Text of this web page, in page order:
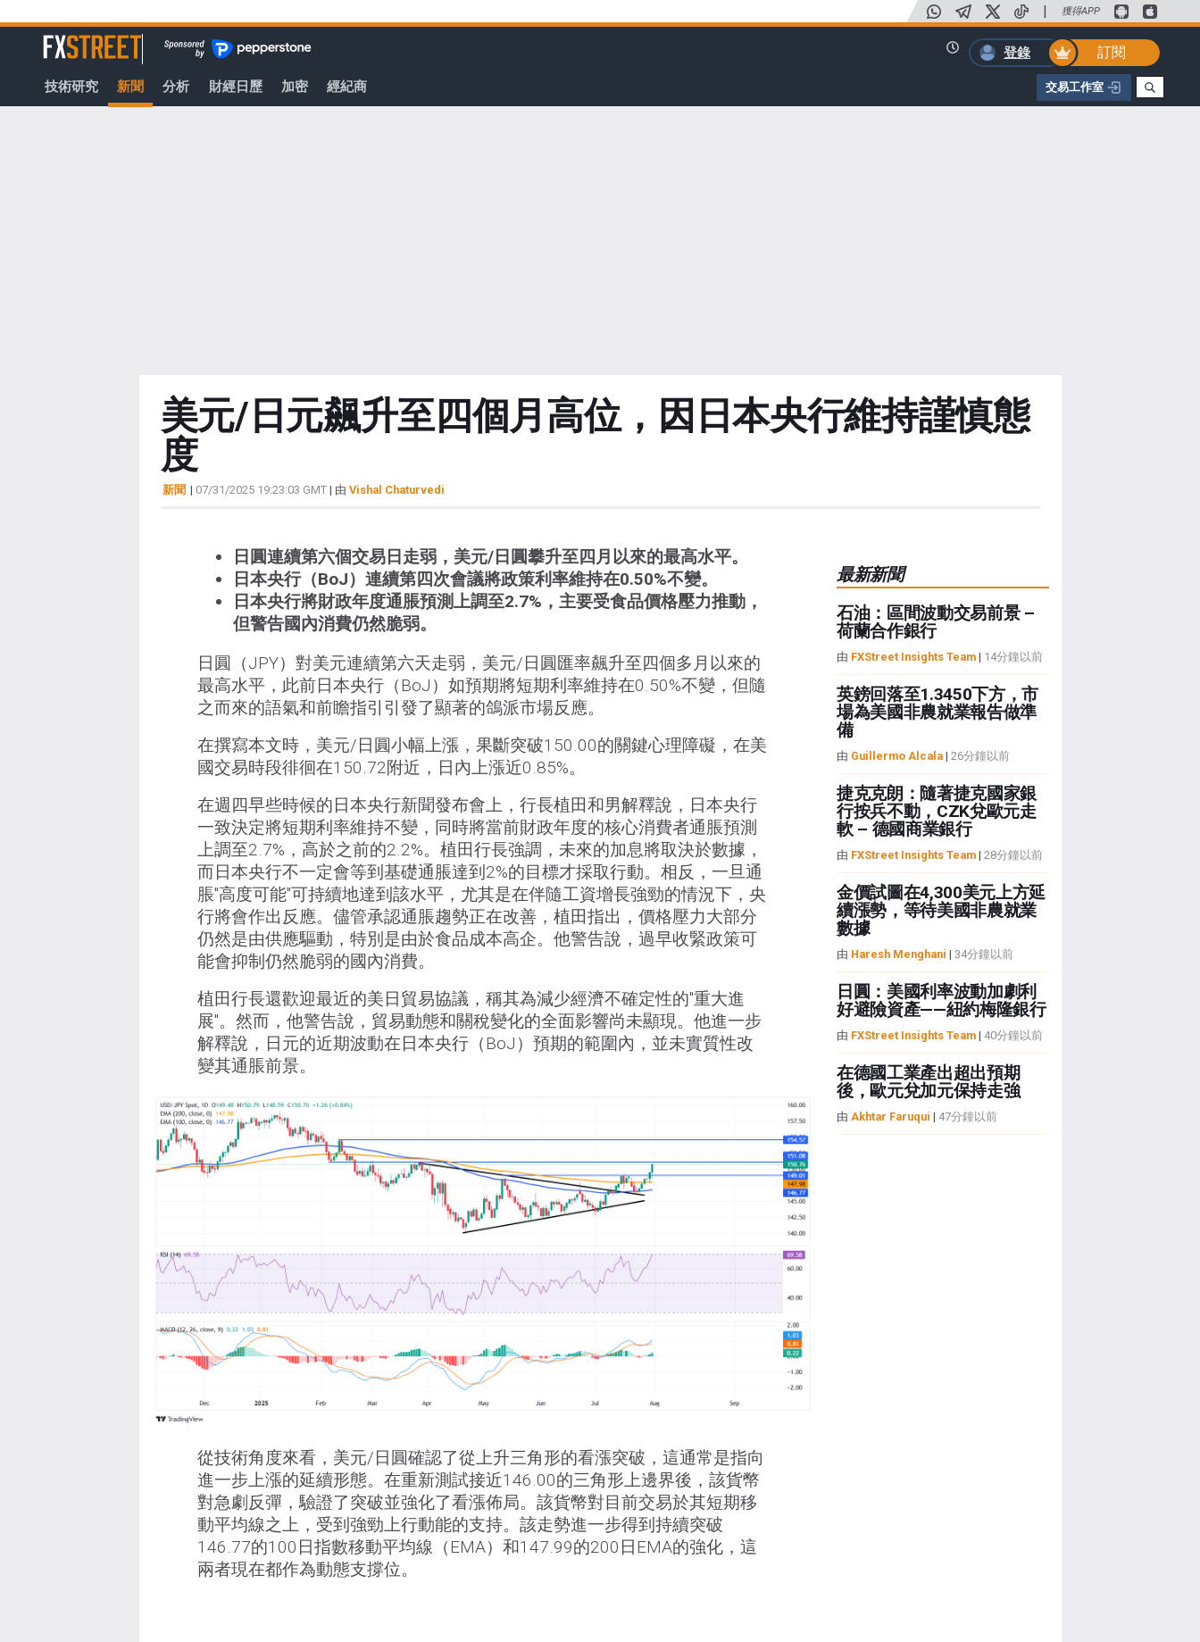
至
容
| 獲得APP
FXStreet
登錄
訂閱
技術研究 新聞 分析 財經日歷 加密 經紀商 交易工作室
美元/日元飆升至四個月高位，因日本央行維持謹慎態
度
新聞 | 07/31/2025 19:23:03 GMT| 由 Vishal Chaturvedi
日圓連續第六個交易日走弱，美元/日圓攀升至四月以來的最高水平。
日本央行（BoJ）連續第四次會議將政策利率維持在0.50%不變。
日本央行將財政年度通脹預測上調至2.7%，主要受食品價格壓力推動，
但警告國內消費仍然脆弱。
日圓（JPY）對美元連續第六天走弱，美元/日圓匯率飆升至四個多月以來的
最高水平，此前日本央行（BoJ）如預期將短期利率維持在0.50%不變，但隨
之而來的語氣和前瞻指引引發了顯著的鴿派市場反應。
在撰寫本文時，美元/日圓小幅上漲，果斷突破150.00的關鍵心理障礙，在美
國交易時段徘徊在150.72附近，日內上漲近0.85%。
在週四早些時候的日本央行新聞發布會上，行長植田和男解釋說，日本央行
一致決定將短期利率維持不變，同時將當前財政年度的核心消費者通脹預測
上調至2.7%，高於之前的2.2%。植田行長強調，未來的加息將取決於數據，
而日本央行不一定會等到基礎通脹達到2%的目標才採取行動。相反，一旦通
脹"高度可能"可持續地達到該水平，尤其是在伴隨工資增長強勁的情況下，央
行將會作出反應。儘管承認通脹趨勢正在改善，植田指出，價格壓力大部分
仍然是由供應驅動，特別是由於食品成本高企。他警告說，過早收緊政策可
能會抑制仍然脆弱的國內消費。
植田行長還歡迎最近的美日貿易協議，稱其為減少經濟不確定性的"重大進
展"。然而，他警告說，貿易動態和關稅變化的全面影響尚未顯現。他進一步
解釋說，日元的近期波動在日本央行（BoJ）預期的範圍內，並未實質性改
變其通脹前景。
從技術角度來看，美元/日圓確認了從上升三角形的看漲突破，這通常是指向
進一步上漲的延續形態。在重新測試接近146.00的三角形上邊界後，該貨幣
對急劇反彈，驗證了突破並強化了看漲佈局。該貨幣對目前交易於其短期移
動平均線之上，受到強勁上行動能的支持。該走勢進一步得到持續突破
146.77的100日指數移動平均線（EMA）和147.99的200日EMA的強化，這
兩者現在都作為動態支撐位。
最新新聞
石油：區間波動交易前景 –
荷蘭合作銀行
由 FXStreet Insights Team| 14分鐘以前
英鎊回落至1.3450下方，市
場為美國非農就業報告做準
備
由 Guillermo Alcala| 26分鐘以前
捷克克朗：隨著捷克國家銀
行按兵不動，CZK兌歐元走
軟 – 德國商業銀行
由 FXStreet Insights Team| 28分鐘以前
金價試圖在4,300美元上方延
續漲勢，等待美國非農就業
數據
由 Haresh Menghani | 34分鐘以前
日圓：美國利率波動加劇利
好避險資產——紐約梅隆銀行
由 FXStreet Insights Team| 40分鐘以前
在德國工業產出超出預期
後，歐元兌加元保持走強
由 Akhtar Faruqui | 47分鐘以前